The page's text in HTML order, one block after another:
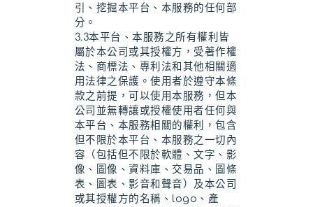
引、挖掘本平台、本服務的任何部
分。
3.3本平台、本服務之所有權利皆
屬於本公司或其授權方，受著作權
法、商標法、專利法和其他相關適
用法律之保護。使用者於遵守本條
款之前提，可以使用本服務，但本
公司並無轉讓或授權使用者任何與
本平台、本服務相關的權利，包含
但不限於本平台、本服務之一切內
容（包括但不限於軟體、文字、影
像、圖像、資料庫、交易品、圖條
表、圖表、影音和聲音）及本公司
或其授權方的名稱、logo、產